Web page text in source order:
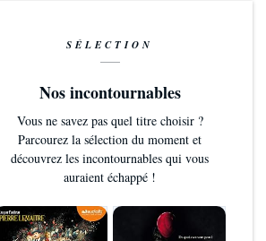
SÉLECTION
Nos incontournables
Vous ne savez pas quel titre choisir ?
Parcourez la sélection du moment et
découvrez les incontournables qui vous
auraient échappé !